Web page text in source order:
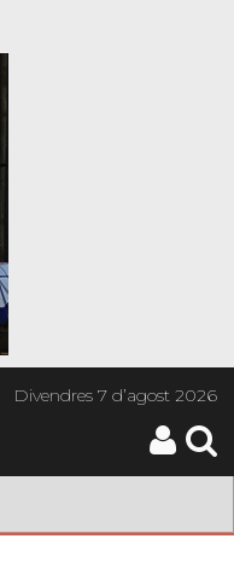
Divendres7 d’agost 2026